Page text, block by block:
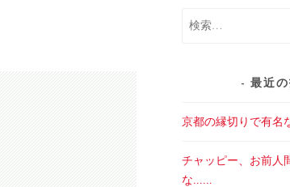
検
最近
京都の縁切りで有名
チャッピー、お前人
な……